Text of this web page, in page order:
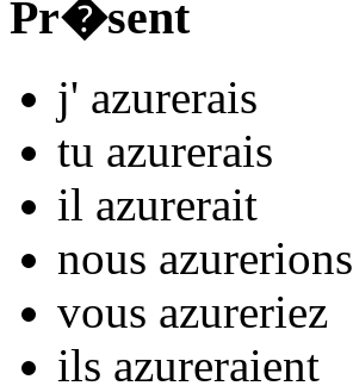
Pr�sent
j' azurerais
tu azurerais
il azurerait
nous azurerions
vous azureriez
ils azureraient